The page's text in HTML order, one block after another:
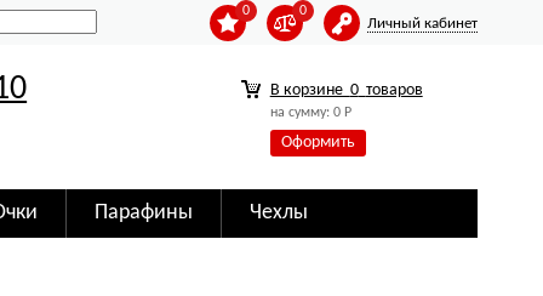
Личный кабинет
0
0
В корзине 0 товаров
на сумму: 0Р
Оформить
Парафины Чехлы